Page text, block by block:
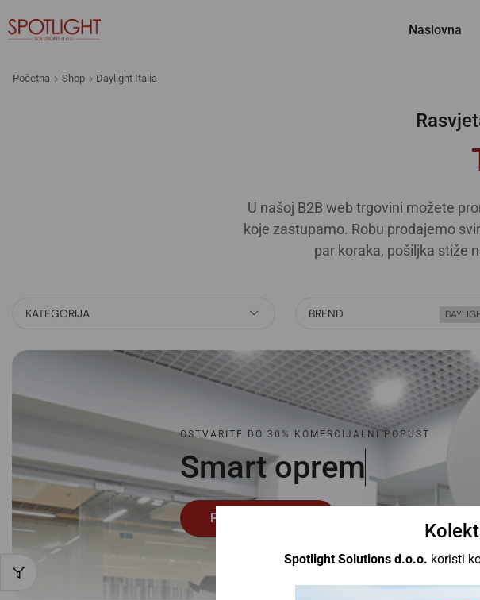
Spotlight Solutions d.o.o. koristi
Naslovna
Početna Shop Daylight Italia
U našoj B2B web trgovini možete
koje zastupamo. Robu prodajemo
par koraka, pošiljka stiže
KATEGORIJA BREND
OSTVARITE DO 30% KOMERCIJALNI POPUST
Smartoprema
Pogledaj ponudu